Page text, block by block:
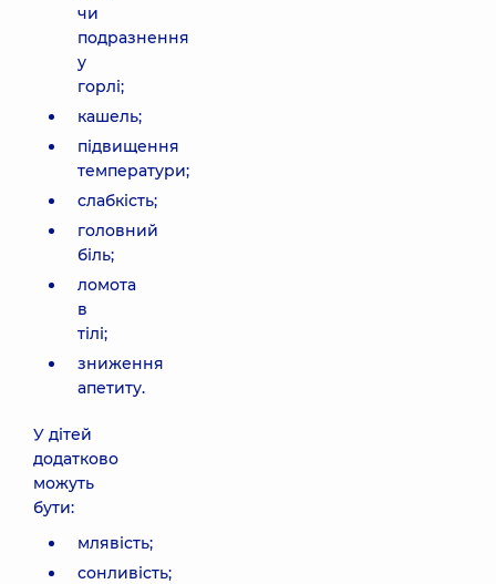
чи
подразнення
у
горлі;
кашель;
підвищення
температури;
слабкість;
головний
біль;
ломота
в
тілі;
зниження
апетиту.
У дітей
додатково
можуть
бути:
млявість;
сонливість;